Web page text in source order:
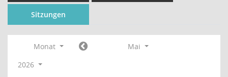
Sitzungen
Monat
Mai
2026